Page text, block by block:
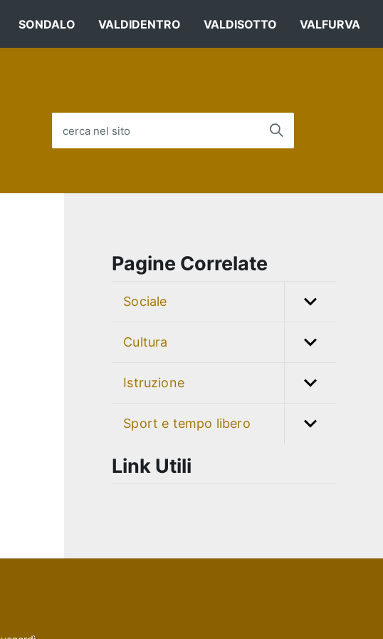
SONDALO VALDIDENTRO VALDISOTTO VALFURVA
cerca nel sito
Pagine Correlate
Sociale
Cultura
Istruzione
Sport e tempo libero
Link Utili